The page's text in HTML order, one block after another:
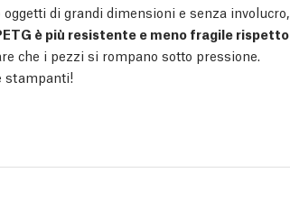
di grandi dimensioni e senza involucro,
è più resistente e meno fragile rispetto
che i pezzi si rompano sotto pressione.
stampanti!